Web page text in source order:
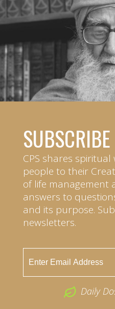
SUBSCRIBE
CPS shares
people to their
of life management
answers to
and its purpose.
newsletters.
Daily